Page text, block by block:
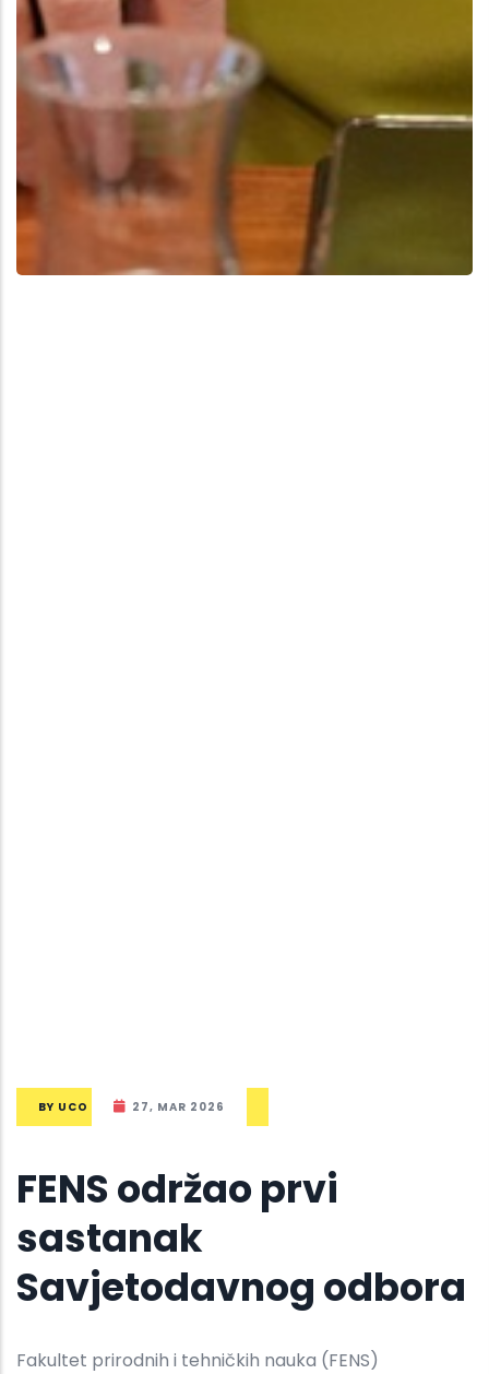
BY UCO 27, MAR 2026
FENS održao prvi
sastanak
Savjetodavnog odbora
Fakultet prirodnih i tehničkih nauka (FENS)